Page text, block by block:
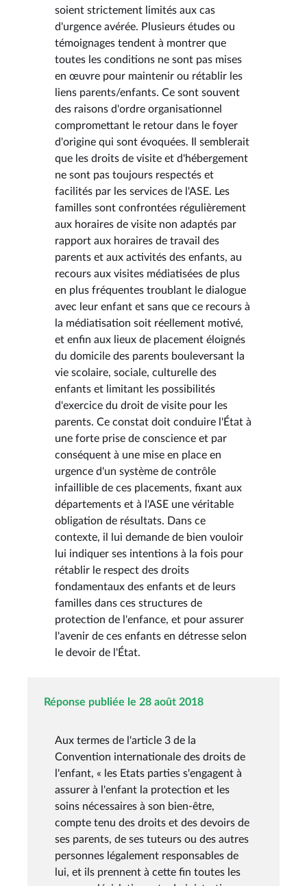
soient strictement limités aux cas
d'urgence avérée. Plusieurs études ou
témoignages tendent à montrer que
toutes les conditions ne sont pas mises
en œuvre pour maintenir ou rétablir les
liens parents/enfants. Ce sont souvent
des raisons d'ordre organisationnel
compromettant le retour dans le foyer
d'origine qui sont évoquées. Il semblerait
que les droits de visite et d'hébergement
ne sont pas toujours respectés et
facilités par les services de l'ASE. Les
familles sont confrontées régulièrement
aux horaires de visite non adaptés par
rapport aux horaires de travail des
parents et aux activités des enfants, au
recours aux visites médiatisées de plus
en plus fréquentes troublant le dialogue
avec leur enfant et sans que ce recours à
la médiatisation soit réellement motivé,
et enfin aux lieux de placement éloignés
du domicile des parents bouleversant la
vie scolaire, sociale, culturelle des
enfants et limitant les possibilités
d'exercice du droit de visite pour les
parents. Ce constat doit conduire l'État à
une forte prise de conscience et par
conséquent à une mise en place en
urgence d'un système de contrôle
infaillible de ces placements, fixant aux
départements et à l'ASE une véritable
obligation de résultats. Dans ce
contexte, il lui demande de bien vouloir
lui indiquer ses intentions à la fois pour
rétablir le respect des droits
fondamentaux des enfants et de leurs
familles dans ces structures de
protection de l'enfance, et pour assurer
l'avenir de ces enfants en détresse selon
le devoir de l'État.
Réponse publiée le 28 août 2018
Aux termes de l'article 3 de la
Convention internationale des droits de
l'enfant, « les Etats parties s'engagent à
assurer à l'enfant la protection et les
soins nécessaires à son bien-être,
compte tenu des droits et des devoirs de
ses parents, de ses tuteurs ou des autres
personnes légalement responsables de
lui, et ils prennent à cette fin toutes les